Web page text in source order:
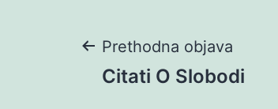
Navigacija
Prethodna objava
Citati O Slobodi